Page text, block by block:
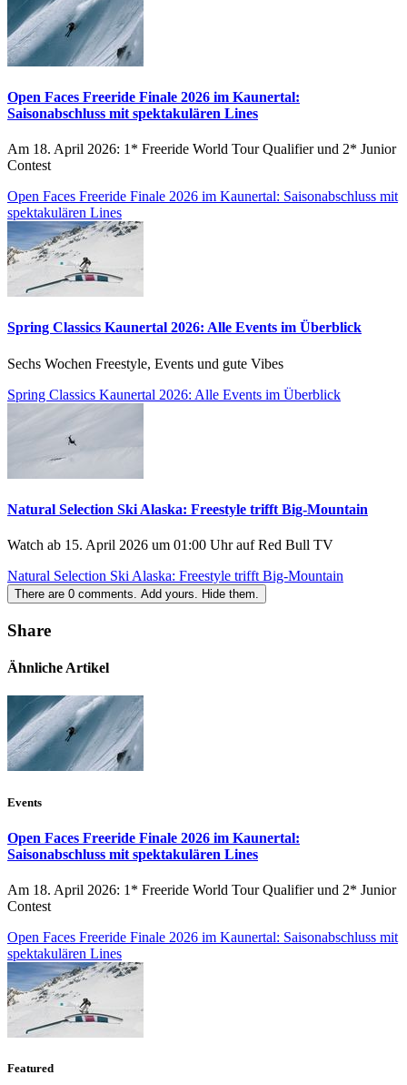
Open Faces Freeride Finale 2026 im Kaunertal:
Saisonabschluss mit spektakulären Lines
Am 18. April 2026: 1* Freeride World Tour Qualifier und 2* Junior
Contest
Open Faces Freeride Finale 2026 im Kaunertal: Saisonabschluss mit
spektakulären Lines
Spring Classics Kaunertal 2026: Alle Events im Überblick
Sechs Wochen Freestyle, Events und gute Vibes
Spring Classics Kaunertal 2026: Alle Events im Überblick
Natural Selection Ski Alaska: Freestyle trifft Big-Mountain
Watch ab 15. April 2026 um 01:00 Uhr auf Red Bull TV
Natural Selection Ski Alaska: Freestyle trifft Big-Mountain
There are 0 comments. Add yours. Hide them.
Share
Ähnliche Artikel
Events
Open Faces Freeride Finale 2026 im Kaunertal:
Saisonabschluss mit spektakulären Lines
Am 18. April 2026: 1* Freeride World Tour Qualifier und 2* Junior
Contest
Open Faces Freeride Finale 2026 im Kaunertal: Saisonabschluss mit
spektakulären Lines
Featured